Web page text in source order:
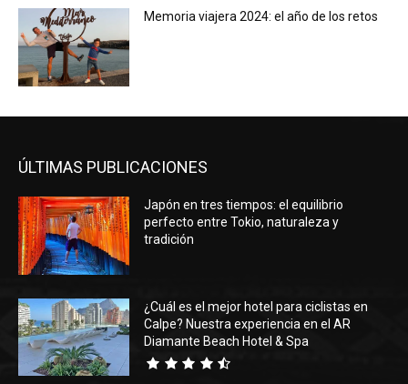
Memoria viajera 2024: el año de los retos
ÚLTIMAS PUBLICACIONES
Japón en tres tiempos: el equilibrio
perfecto entre Tokio, naturaleza y
tradición
¿Cuál es el mejor hotel para ciclistas en
Calpe? Nuestra experiencia en el AR
Diamante Beach Hotel & Spa